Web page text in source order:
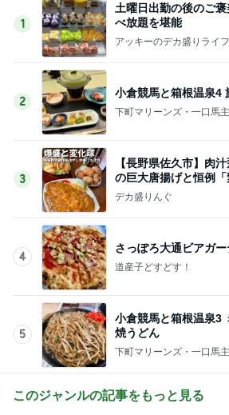
1
土曜日出勤の後のご
べ放題を堪能
アッキーのデカ盛りライフ
2
小倉競馬と箱根温泉4
下町マリーンズ・一口馬
3
【長野県佐久市】肉
の巨大唐揚げと恒例
華」！！〜李紅蘭さん
デカ盛りんぐ
4
さっぽろ大通ビアガ
道産子どすどす！
5
小倉競馬と箱根温泉3
焼うどん
下町マリーンズ・一口馬
このジャンルの記事をもっと見る